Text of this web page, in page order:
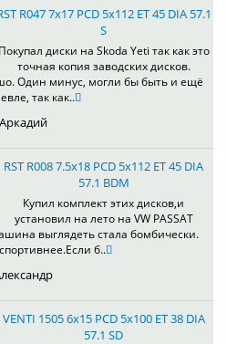
R047 7x17 PCD 5x112 ET 45 DIA 57.1
S
Покупал диски на Skoda Yeti так как это
точная копия заводских дисков.
Один минус, могли бы быть и ещё
так как..
Аркадий
RST R008 7.5x18 PCD 5x112 ET 45 DIA
57.1 BDM
Купил комплект этих дисков,и
установил на лето на VW PASSAT
выглядеть стала бомбически.
б..
VENTI 1505 6x15 PCD 5x100 ET 38 DIA
57.1 SD